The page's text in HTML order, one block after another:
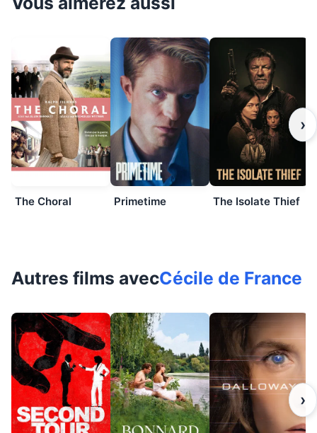
The Choral Primetime The Isolate Thief
›
Autres films avecCécile de France
›